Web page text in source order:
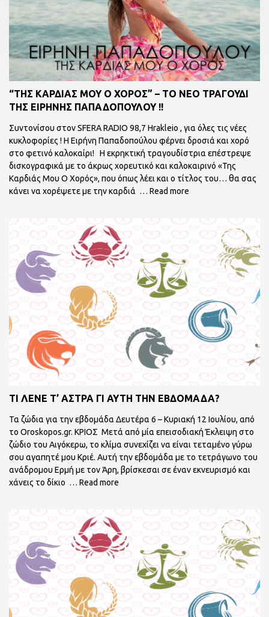
“ΤΗΣ ΚΑΡΔΙΑΣ ΜΟΥ Ο ΧΟΡΟΣ” – ΤΟ ΝΕΟ ΤΡΑΓΟΥΔΙ
ΤΗΣ ΕΙΡΗΝΗΣ ΠΑΠΑΔΟΠΟΥΛΟΥ !!
Συντονίσου στον SFERA RADIO 98,7 Hrakleio , για όλες τις νέες
κυκλοφορίες ! Η Ειρήνη Παπαδοπούλου φέρνει δροσιά και χορό
στο φετινό καλοκαίρι! Η εκρηκτική τραγουδίστρια επέστρεψε
δισκογραφικά με το άκρως χορευτικό και καλοκαιρινό «Της
Καρδιάς Μου Ο Χορός», που όπως λέει και ο τίτλος του… θα σας
κάνει να χορέψετε με την καρδιά … Read more
ΤΙ ΛΕΝΕ Τ’ ΑΣΤΡΑ ΓΙ ΑΥΤΗ ΤΗΝ ΕΒΔΟΜΑΔΑ?
Τα ζώδια για την εβδομάδα Δευτέρα 6 – Κυριακή 12 Ιουλίου, από
το Οroskopos.gr. ΚΡΙΟΣ Μετά από μία επεισοδιακή Έκλειψη στο
ζώδιο του Αιγόκερω, το κλίμα συνεχίζει να είναι τεταμένο γύρω
σου αγαπητέ μου Κριέ. Αυτή την εβδομάδα με το τετράγωνο του
ανάδρομου Ερμή με τον Άρη, βρίσκεσαι σε έναν εκνευρισμό και
χάνεις το δίκιο … Read more